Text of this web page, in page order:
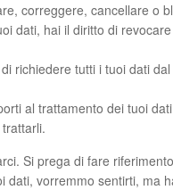
correggere, cancellare o
dati, hai il diritto di
richiedere tutti i tuoi dati
al trattamento dei tuoi
Si prega di fare
dati, vorremmo sentirti, ma